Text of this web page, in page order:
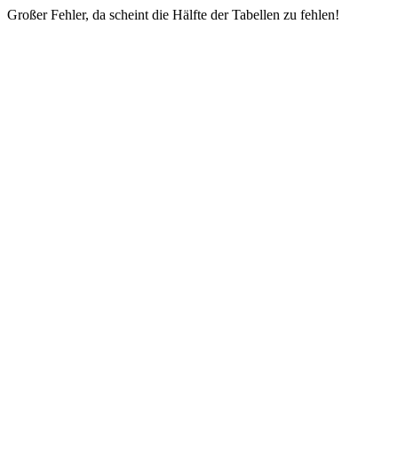
Großer Fehler, da scheint die Hälfte der Tabellen zu fehlen!